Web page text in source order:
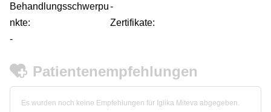
Behandlungsschwerpu
nkte:
-
Zertifikate:
-
Patientenempfehlungen
Es wurden noch keine Empfehlungen für Iglika Miteva abgegeben.